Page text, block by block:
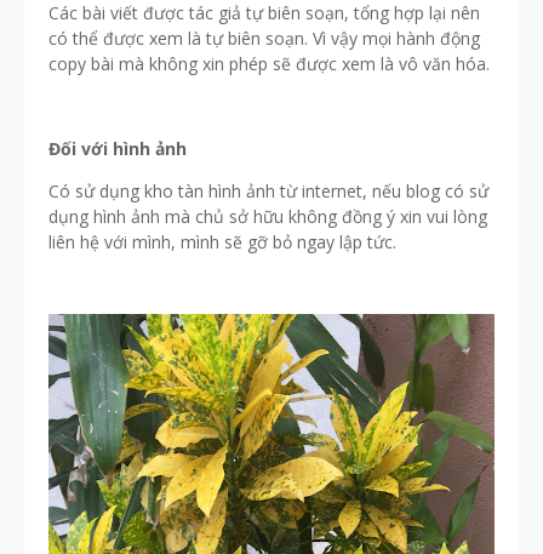
Các bài viết được tác giả tự biên soạn, tổng hợp lại nên
có thể được xem là tự biên soạn. Vì vậy mọi hành động
copy bài mà không xin phép sẽ được xem là vô văn hóa.
Đối với hình ảnh
Có sử dụng kho tàn hình ảnh từ internet, nếu blog có sử
dụng hình ảnh mà chủ sở hữu không đồng ý xin vui lòng
liên hệ với mình, mình sẽ gỡ bỏ ngay lập tức.